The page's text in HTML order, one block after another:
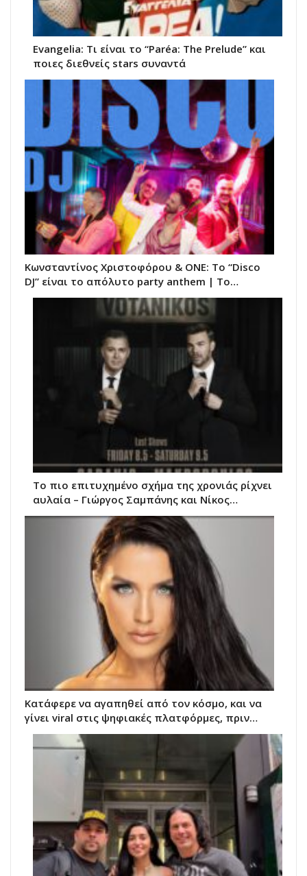
Evangelia: Τι είναι το “Paréa: The Prelude” και
ποιες διεθνείς stars συναντά
Κωνσταντίνος Χριστοφόρου & ΟΝΕ: Το “Disco
DJ” είναι το απόλυτο party anthem | Το…
Το πιο επιτυχημένο σχήμα της χρονιάς ρίχνει
αυλαία – Γιώργος Σαμπάνης και Νίκος…
Κατάφερε να αγαπηθεί από τον κόσμο, και να
γίνει viral στις ψηφιακές πλατφόρμες, πριν…